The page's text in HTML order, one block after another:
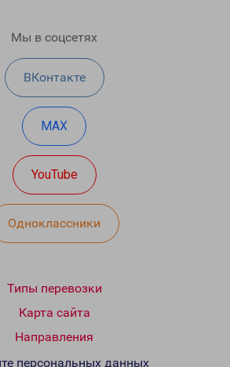
Мы в соцсетях
ВКонтакте
MAX
YouTube
Одноклассники
Типы перевозки
Карта сайта
Направления
персональных данных